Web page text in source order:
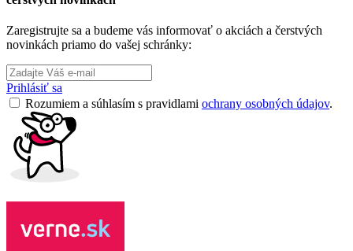
Zaregistrujte sa a budeme vás informovať o akciách a čerstvých
novinkách priamo do vašej schránky:
Prihlásiť sa
Rozumiem a súhlasím s pravidlami ochrany osobných údajov.